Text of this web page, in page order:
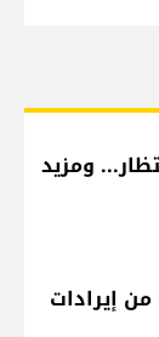
ومزيد
إيرادات